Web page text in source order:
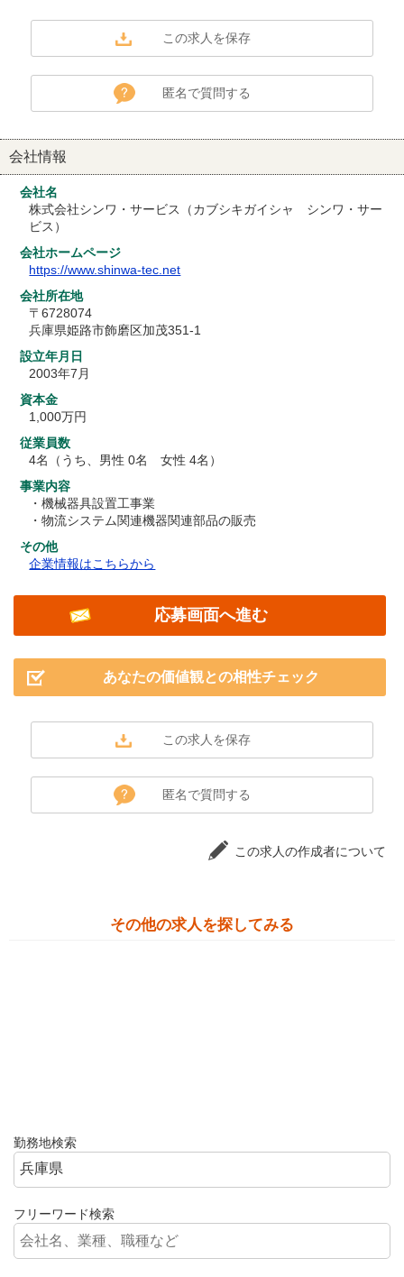
匿名で質問する
会社情報
会社名
株式会社シンワ・サービス（カブシキガイシャ シンワ・サー
ビス）
会社ホームページ
https://www.shinwa-tec.net
会社所在地
〒6728074
兵庫県姫路市飾磨区加茂351-1
設立年月日
2003年7月
資本金
1,000万円
従業員数
4名（うち、男性 0名 女性 4名）
事業内容
・機械器具設置工事業
・物流システム関連機器関連部品の販売
その他
企業情報はこちらから
応募画面へ進む
あなたの価値観との相性チェック
匿名で質問する
この求人の作成者について
その他の求人を探してみる
勤務地検索
フリーワード検索